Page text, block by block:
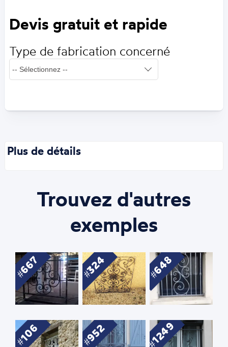
Devis gratuit et rapide
Type de fabrication concerné
Plus de détails
Trouvez d'autres
exemples
667 324 648
106 952 1249